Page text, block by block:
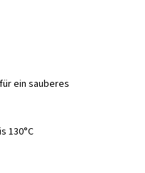
ein sauberes
130°C